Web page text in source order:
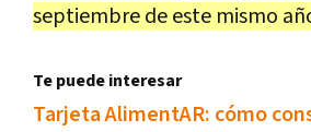
septiembre de este mismo
Te puede interesar
Tarjeta AlimentAR: cómo